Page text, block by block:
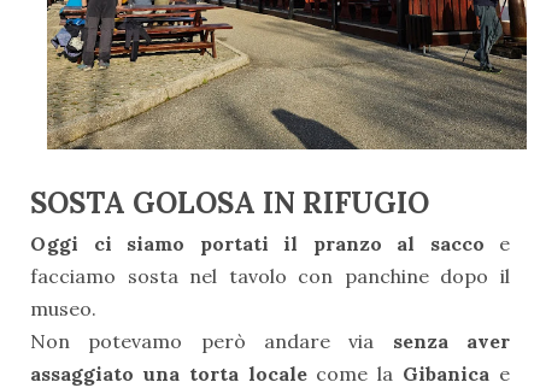
SOSTA GOLOSA IN RIFUGIO
Oggi ci siamo portati il pranzo al sacco e
facciamo sosta nel tavolo con panchine dopo il
museo.
Non potevamo però andare via senza aver
assaggiato una torta localecome la Gibanica e